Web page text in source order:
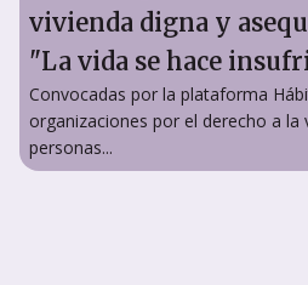
vivienda digna y
"La vida se hace
Convocadas por la plataforma
organizaciones por el derecho a la
personas...